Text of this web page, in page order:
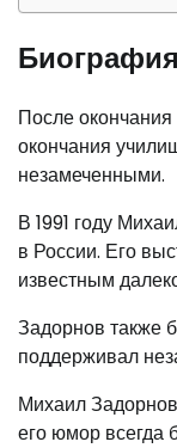
После
окончания
незамеченными.
В 1991 году
в России. Его
известным
Задорнов также
поддерживал
Михаил
его юмор всегда